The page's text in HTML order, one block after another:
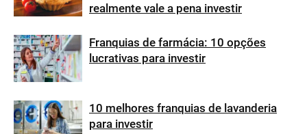
realmente vale a pena investir
Franquias de farmácia: 10 opções
lucrativas para investir
10 melhores franquias de lavanderia
para investir